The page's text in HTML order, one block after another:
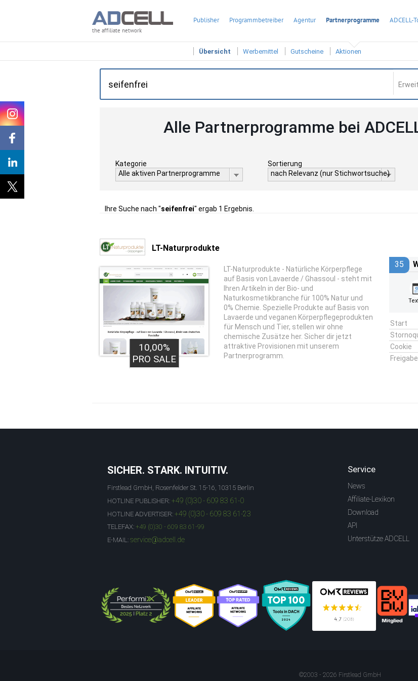
the affiliate network
Publisher Programmbetreiber Agentur Partnerprogramme ADCELL-
Übersicht Werbemittel Gutscheine Aktionen
Alle Partnerprogramme bei
Kategorie
Alle aktiven Partnerprogramme
Sortierung
nach Relevanz (nur Stichwortsuche)
Ihre Suche nach "seifenfrei" ergab 1 Ergebnis.
LT-Naturprodukte
10,00%
PRO SALE
LT-Naturprodukte - Natürliche Körperpflege
auf Basis von Lavaerde / Ghassoul - steht mit
Ihren Artikeln in der Bio- und
Naturkosmetikbranche für 100% Natur und
0% Chemie. Spezielle Produkte auf Basis von
Lavaerde und veganen Körperpflegeprodukten
für Mensch und Tier, stellen wir ohne
chemische Zusätze her. Sicher dir jetzt
attraktive Provisionen mit unserem
Partnerprogramm.
35
Start
Cookie
Freigabe
SICHER. STARK. INTUITIV.
Firstlead GmbH, Rosenfelder St. 15-16, 10315 Berlin
HOTLINE PUBLISHER: +49 (0)30 - 609 83 61-0
HOTLINE ADVERTISER: +49 (0)30 - 609 83 61-23
TELEFAX: +49 (0)30 - 609 83 61-99
E-MAIL: service@adcell.de
Service
News
Affiliate-Lexikon
Download
API
Unterstütze ADCELL
©2003 - 2026 Firstlead GmbH